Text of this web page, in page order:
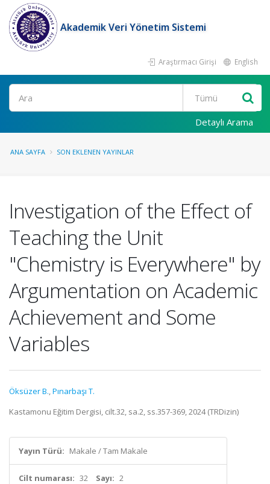
Akademik Veri Yönetim Sistemi
Araştırmacı Girişi English
Ara
Detaylı Arama
ANA SAYFA SON EKLENEN YAYINLAR
Investigation of the Effect of
Teaching the Unit
"Chemistry is Everywhere" by
Argumentation on Academic
Achievement and Some
Variables
Öksüzer B.,Pınarbaşı T.
Kastamonu Eğitim Dergisi, cilt.32, sa.2, ss.357-369, 2024 (TRDizin)
Yayın Türü: Makale / Tam Makale
Cilt numarası: 32 Sayı: 2